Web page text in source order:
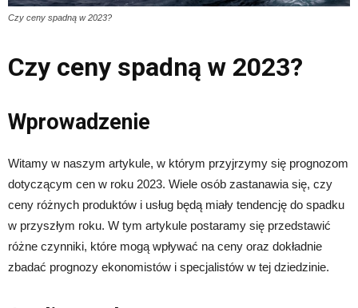
Czy ceny spadną w 2023?
Czy ceny spadną w 2023?
Wprowadzenie
Witamy w naszym artykule, w którym przyjrzymy się prognozom
dotyczącym cen w roku 2023. Wiele osób zastanawia się, czy
ceny różnych produktów i usług będą miały tendencję do spadku
w przyszłym roku. W tym artykule postaramy się przedstawić
różne czynniki, które mogą wpływać na ceny oraz dokładnie
zbadać prognozy ekonomistów i specjalistów w tej dziedzinie.